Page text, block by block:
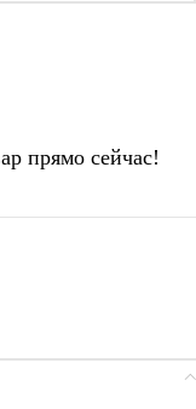
прямо сейчас!